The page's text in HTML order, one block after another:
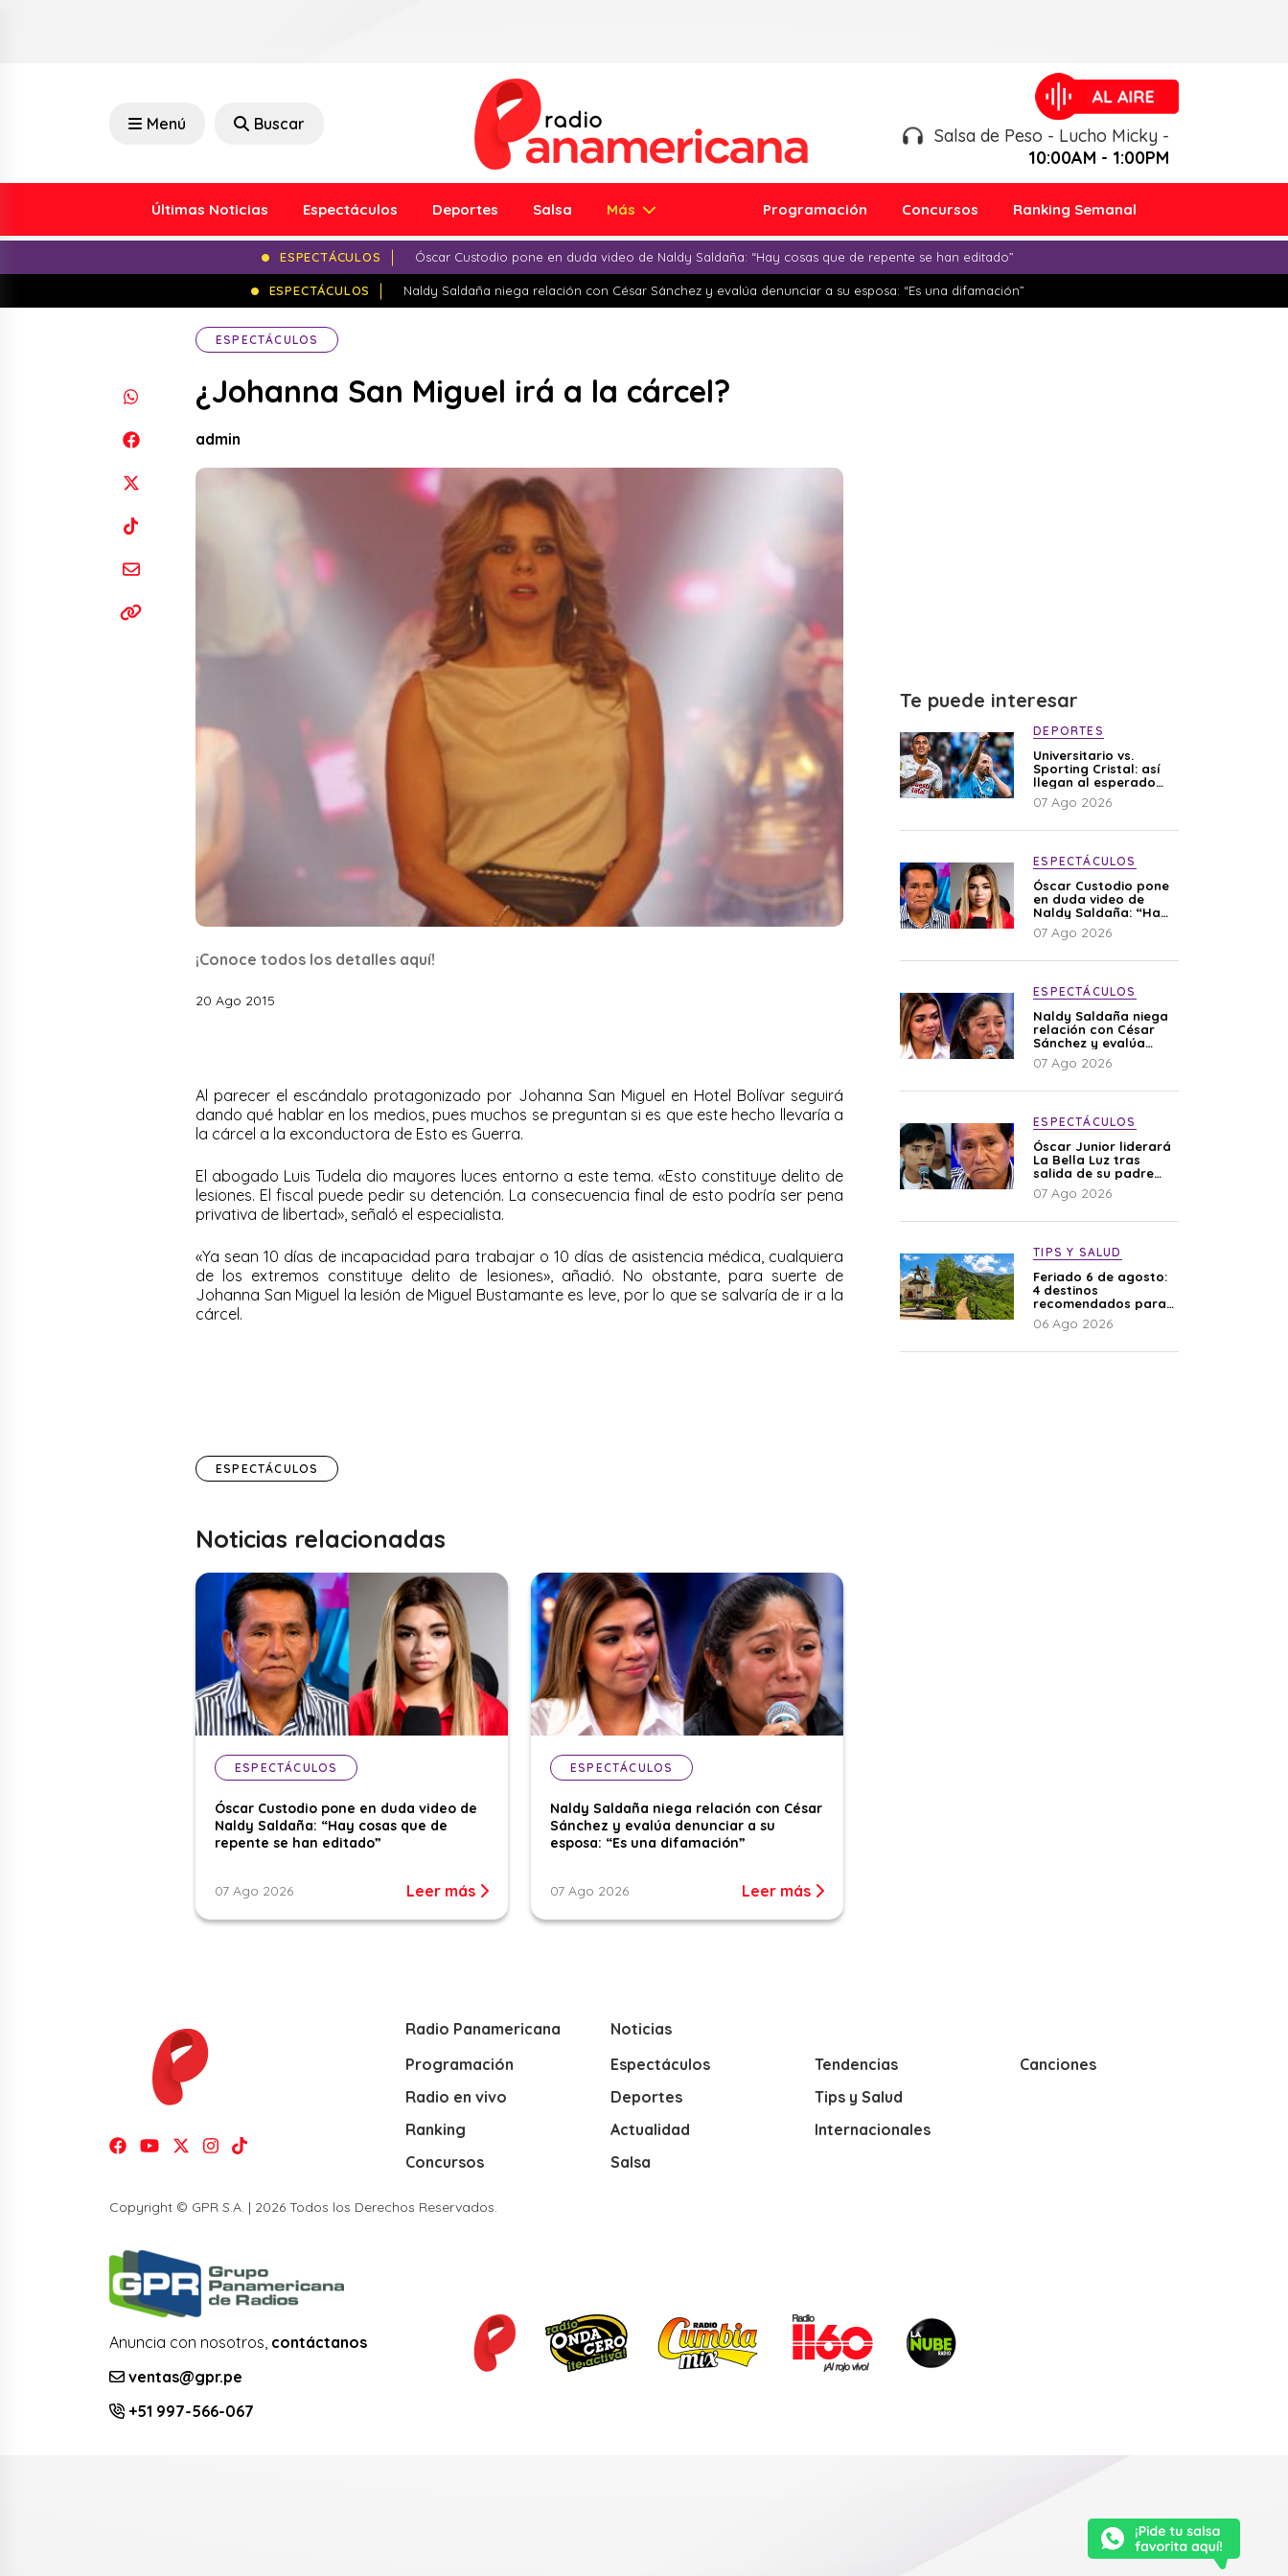
Menú Buscar
Salsa de Peso - Lucho Micky -
10:00AM - 1:00PM
Últimas Noticias Espectáculos Deportes Salsa Más Programación Concursos Ranking Semanal
ESPECTÁCULOS Óscar Custodio pone en duda video de Naldy Saldaña: “Hay cosas que de repente se han editado”
ESPECTÁCULOS Naldy Saldaña niega relación con César Sánchez y evalúa denunciar a su esposa: “Es una difamación”
ESPECTÁCULOS
¿Johanna San Miguel irá a la cárcel?
admin
¡Conoce todos los detalles aquí!
20 Ago 2015
Al parecer el escándalo protagonizado por Johanna San Miguel en Hotel Bolívar seguirá
dando qué hablar en los medios, pues muchos se preguntan si es que este hecho llevaría a
la cárcel a la exconductora de Esto es Guerra.
El abogado Luis Tudela dio mayores luces entorno a este tema. «Esto constituye delito de
lesiones. El fiscal puede pedir su detención. La consecuencia final de esto podría ser pena
privativa de libertad», señaló el especialista.
«Ya sean 10 días de incapacidad para trabajar o 10 días de asistencia médica, cualquiera
de los extremos constituye delito de lesiones», añadió. No obstante, para suerte de
Johanna San Miguel la lesión de Miguel Bustamante es leve, por lo que se salvaría de ir a la
cárcel.
ESPECTÁCULOS
Noticias relacionadas
ESPECTÁCULOS
Óscar Custodio pone en duda video de
Naldy Saldaña: “Hay cosas que de
repente se han editado”
07 Ago 2026 Leer más
ESPECTÁCULOS
Naldy Saldaña niega relación con César
Sánchez y evalúa denunciar a su
esposa: “Es una difamación”
07 Ago 2026 Leer más
Te puede interesar
DEPORTES
Universitario vs.
Sporting Cristal: así
llegan al esperado
duelo
07 Ago 2026
ESPECTÁCULOS
Óscar Custodio pone
en duda video de
Naldy Saldaña: “Hay
cosas que de repente
se han editado”
07 Ago 2026
ESPECTÁCULOS
Naldy Saldaña niega
relación con César
Sánchez y evalúa
denunciar a su
esposa: “Es una
07 Ago 2026
ESPECTÁCULOS
Óscar Junior liderará
La Bella Luz tras
salida de su padre
por polémica con
Naldy Saldaña
07 Ago 2026
TIPS Y SALUD
Feriado 6 de agosto:
4 destinos
recomendados para
disfrutar el descanso
06 Ago 2026
Radio Panamericana
Programación
Radio en vivo
Ranking
Concursos
Noticias
Espectáculos
Deportes
Actualidad
Salsa
Tendencias
Tips y Salud
Internacionales
Canciones
Copyright © GPR S.A. | 2026 Todos los Derechos Reservados.
Anuncia con nosotros, contáctanos
ventas@gpr.pe
+51 997-566-067